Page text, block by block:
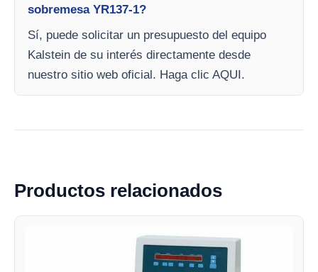
sobremesa YR137-1?
Sí, puede solicitar un presupuesto del equipo
Kalstein de su interés directamente desde
nuestro sitio web oficial. Haga clic AQUI.
Productos relacionados